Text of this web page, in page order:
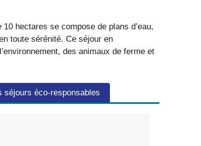
hectares se compose de plans d’eau,
toute sérénité. Ce séjour en
des animaux de ferme et
séjours éco-responsables